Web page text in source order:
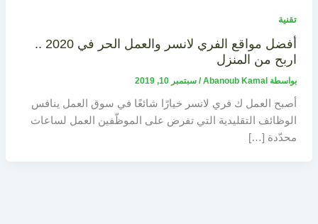
تقنية
أفضل مواقع الفري لانسر والعمل الحر في 2020 ..
اربح من المنزل
بواسطة Abanoub Kamal
/ سبتمبر 10, 2019
أصبح العمل ك فري لانسر خيارًا شائعًا في سوق العمل ينافس
الوظائف التقليدية التي تفرض على الموظّفين العمل لساعات
محدّدة […]